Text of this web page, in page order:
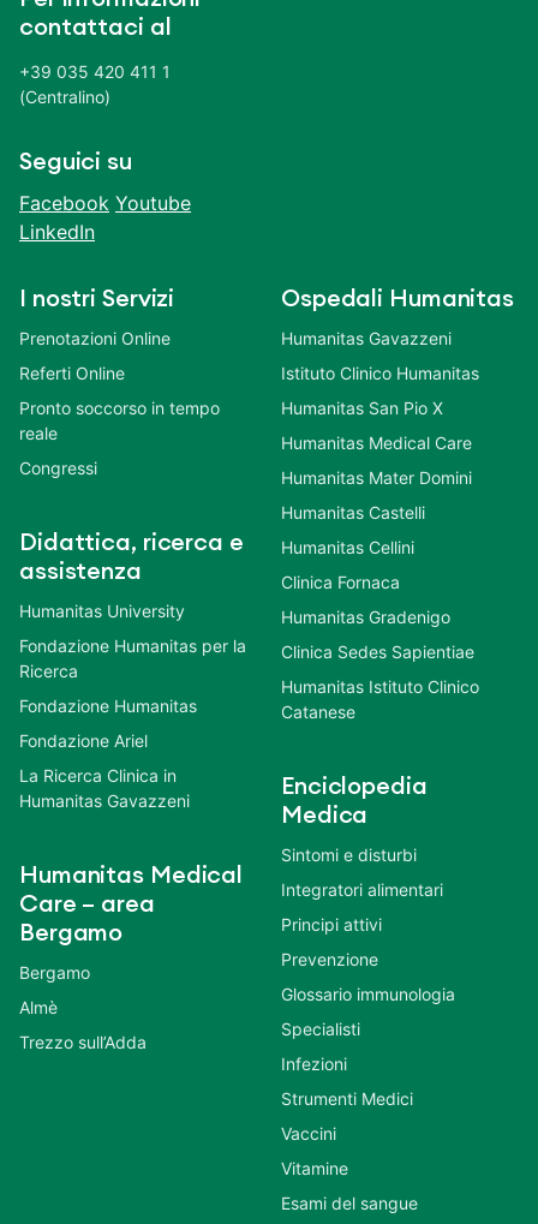
contattaci al
+39 035 420 411 1
(Centralino)
Seguici su
Facebook Youtube
LinkedIn
I nostri Servizi
Prenotazioni Online
Referti Online
Pronto soccorso in tempo
reale
Congressi
Didattica, ricerca e
assistenza
Humanitas University
Fondazione Humanitas per la
Ricerca
Fondazione Humanitas
Fondazione Ariel
La Ricerca Clinica in
Humanitas Gavazzeni
Humanitas Medical
Care – area
Bergamo
Bergamo
Almè
Trezzo sull’Adda
Ospedali Humanitas
Humanitas Gavazzeni
Istituto Clinico Humanitas
Humanitas San Pio X
Humanitas Medical Care
Humanitas Mater Domini
Humanitas Castelli
Humanitas Cellini
Clinica Fornaca
Humanitas Gradenigo
Clinica Sedes Sapientiae
Humanitas Istituto Clinico
Catanese
Enciclopedia
Medica
Sintomi e disturbi
Integratori alimentari
Principi attivi
Prevenzione
Glossario immunologia
Specialisti
Infezioni
Strumenti Medici
Vaccini
Vitamine
Esami del sangue